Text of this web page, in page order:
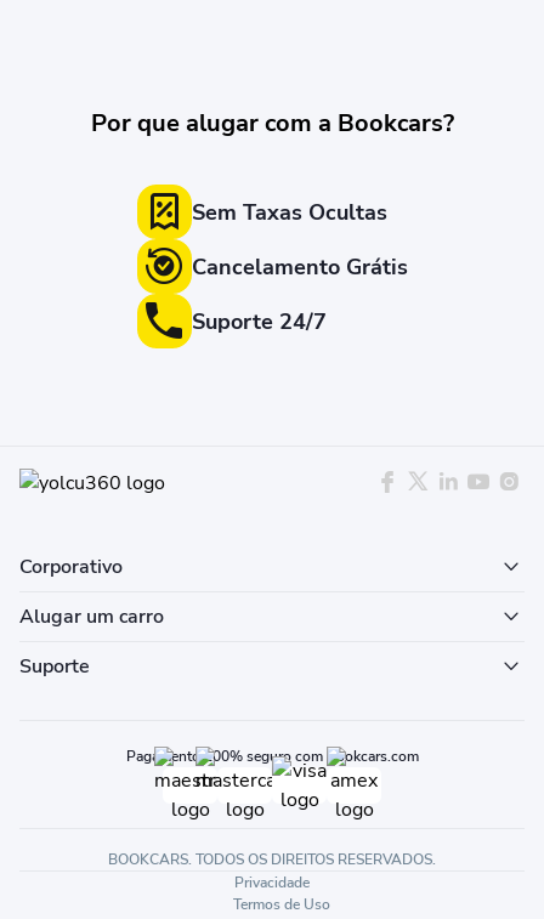
Por que alugar com a Bookcars?
Sem Taxas Ocultas
Cancelamento Grátis
Suporte 24/7
Corporativo
Alugar um carro
Suporte
Pagamento 100% seguro com Bookcars.com
BOOKCARS. TODOS OS DIREITOS RESERVADOS.
Privacidade
Termos de Uso